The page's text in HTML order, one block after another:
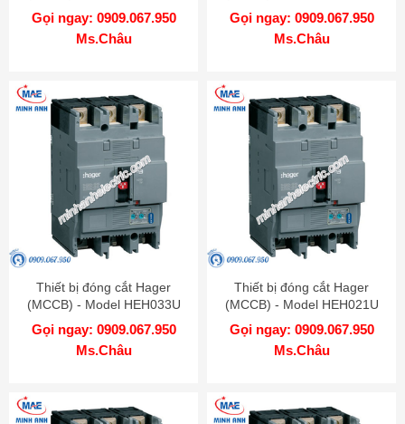
Gọi ngay: 0909.067.950
Ms.Châu
Gọi ngay: 0909.067.950
Ms.Châu
Thiết bị đóng cắt Hager
(MCCB) - Model HEH033U
Gọi ngay: 0909.067.950
Ms.Châu
Thiết bị đóng cắt Hager
(MCCB) - Model HEH021U
Gọi ngay: 0909.067.950
Ms.Châu